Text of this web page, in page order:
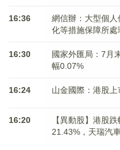
16:36
網信辦：大型個
化等措施保障所
16:30
國家外匯局：7月
幅0.07%
16:24 山金國際：港股
16:20
【異動股】港股
21.43%，天瑞汽